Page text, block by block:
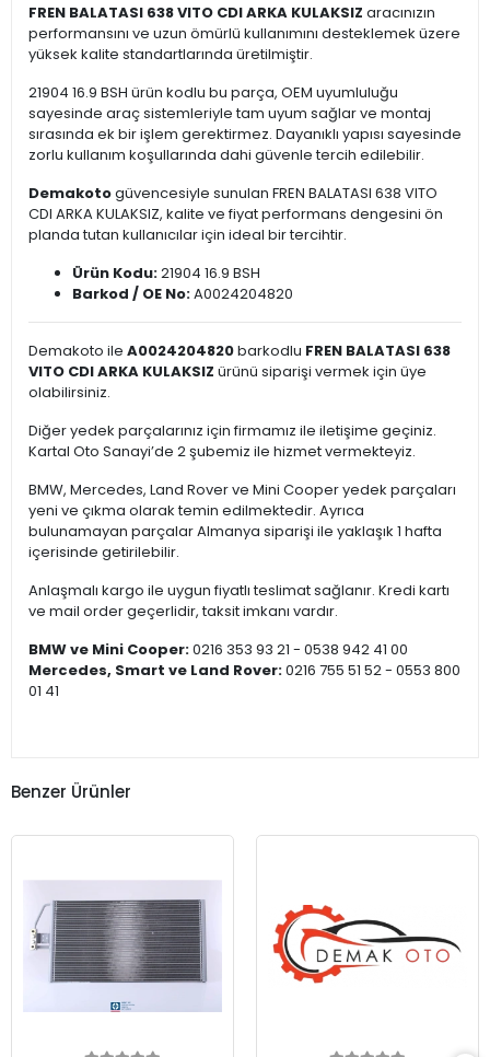
FREN BALATASI 638 VITO CDI ARKA KULAKSIZ aracınızın
performansını ve uzun ömürlü kullanımını desteklemek üzere
yüksek kalite standartlarında üretilmiştir.
21904 16.9 BSH ürün kodlu bu parça, OEM uyumluluğu
sayesinde araç sistemleriyle tam uyum sağlar ve montaj
sırasında ek bir işlem gerektirmez. Dayanıklı yapısı sayesinde
zorlu kullanım koşullarında dahi güvenle tercih edilebilir.
Demakotogüvencesiyle sunulan FREN BALATASI 638 VITO
CDI ARKA KULAKSIZ, kalite ve fiyat performans dengesini ön
planda tutan kullanıcılar için ideal bir tercihtir.
Ürün Kodu:21904 16.9 BSH
Barkod / OE No:A0024204820
Demakoto ile A0024204820barkodlu FREN BALATASI 638
VITO CDI ARKA KULAKSIZ ürünü siparişi vermek için üye
olabilirsiniz.
Diğer yedek parçalarınız için firmamız ile iletişime geçiniz.
Kartal Oto Sanayi’de 2 şubemiz ile hizmet vermekteyiz.
BMW, Mercedes, Land Rover ve Mini Cooper yedek parçaları
yeni ve çıkma olarak temin edilmektedir. Ayrıca
bulunamayan parçalar Almanya siparişi ile yaklaşık 1 hafta
içerisinde getirilebilir.
Anlaşmalı kargo ile uygun fiyatlı teslimat sağlanır. Kredi kartı
ve mail order geçerlidir, taksit imkanı vardır.
BMW ve Mini Cooper:0216 353 93 21 - 0538 942 41 00
Mercedes, Smart ve Land Rover:0216 755 51 52 - 0553 800
01 41
Benzer Ürünler